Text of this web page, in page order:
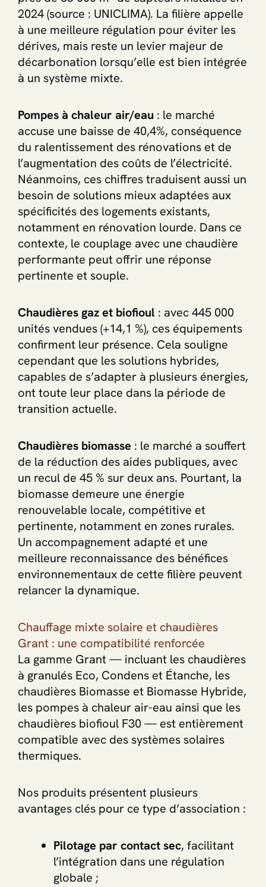
2024 (source : UNICLIMA). La filière appelle
à une meilleure régulation pour éviter les
dérives, mais reste un levier majeur de
décarbonation lorsqu’elle est bien intégrée
à un système mixte.
Pompes à chaleur air/eau : le marché
accuse une baisse de 40,4%, conséquence
du ralentissement des rénovations et de
l’augmentation des coûts de l’électricité.
Néanmoins, ces chiffres traduisent aussi un
besoin de solutions mieux adaptées aux
spécificités des logements existants,
notamment en rénovation lourde. Dans ce
contexte, le couplage avec une chaudière
performante peut offrir une réponse
pertinente et souple.
Chaudières gaz et biofioul : avec 445 000
unités vendues (+14,1 %), ces équipements
confirment leur présence. Cela souligne
cependant que les solutions hybrides,
capables de s’adapter à plusieurs énergies,
ont toute leur place dans la période de
transition actuelle.
Chaudières biomasse : le marché a souffert
de la réduction des aides publiques, avec
un recul de 45 % sur deux ans. Pourtant, la
biomasse demeure une énergie
renouvelable locale, compétitive et
pertinente, notamment en zones rurales.
Un accompagnement adapté et une
meilleure reconnaissance des bénéfices
environnementaux de cette filière peuvent
relancer la dynamique.
Chauffage mixte solaire et chaudières
Grant : une compatibilité renforcée
La gamme Grant — incluant les chaudières
à granulés Eco, Condens et Étanche, les
chaudières Biomasse et Biomasse Hybride,
les pompes à chaleur air-eau ainsi que les
chaudières biofioul F30 — est entièrement
compatible avec des systèmes solaires
thermiques.
Nos produits présentent plusieurs
avantages clés pour ce type d’association :
Pilotage par contact sec, facilitant
l’intégration dans une régulation
globale ;